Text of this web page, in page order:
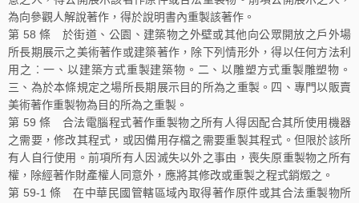
為向參觀人解說著作，得於說明書內重製該著作。
第 58 條 於街道、公園、建築物之外壁或其他向公眾開放之戶外場
所長期展示之美術著作或建築著作，除下列情形外，得以任何方法利
用之︰一、以建築方式重製建築物。二、以雕塑方式重製雕塑物。
三、為於本條規定之場所長期展示目的所為之重製。四、專門以販賣
美術著作重製物為目的所為之重製。
第 59 條 合法電腦程式著作重製物之所有人得因配合其所使用機器
之需要，修改其程式，或因備用存檔之需要重製其程式。但限於該所
有人自行使用。前項所有人因滅失以外之事由，喪失原重製物之所有
權，除經著作財產權人同意外，應將其修改或重製之程式銷燬之。
第 59-1 條 在中華民國管轄區域內取得著作原件或其合法重製物所